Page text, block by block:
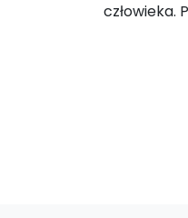
człowieka.